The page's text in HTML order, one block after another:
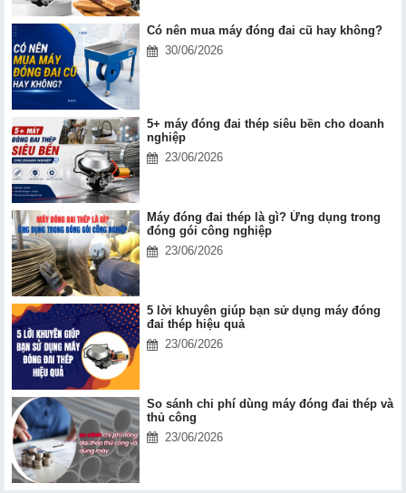
Có nên mua máy đóng đai cũ hay không?
30/06/2026
5+ máy đóng đai thép siêu bền cho doanh
nghiệp
23/06/2026
Máy đóng đai thép là gì? Ứng dụng trong
đóng gói công nghiệp
23/06/2026
5 lời khuyên giúp bạn sử dụng máy đóng
đai thép hiệu quả
23/06/2026
So sánh chi phí dùng máy đóng đai thép và
thủ công
23/06/2026